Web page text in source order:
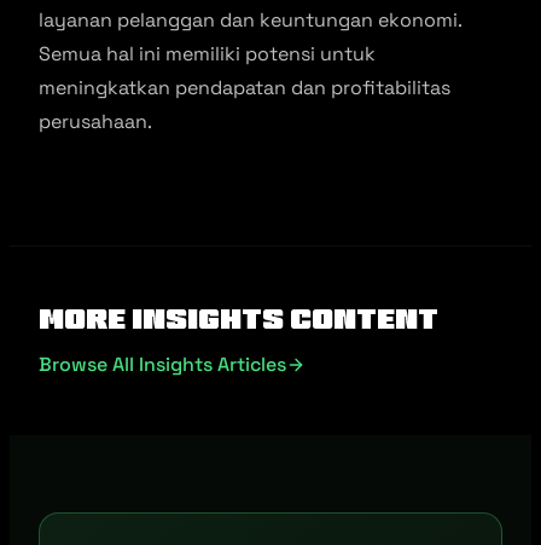
layanan pelanggan dan keuntungan ekonomi.
Semua hal ini memiliki potensi untuk
meningkatkan pendapatan dan profitabilitas
perusahaan.
More Insights Content
Browse All Insights Articles